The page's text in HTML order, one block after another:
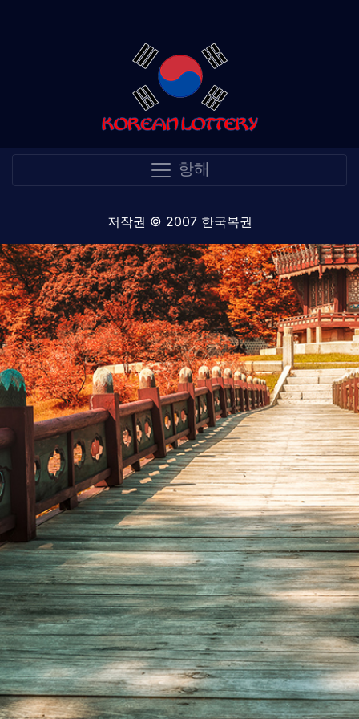
항해
저작권 © 2007 한국복권